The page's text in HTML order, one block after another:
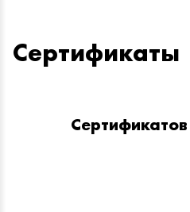
Сертификаты